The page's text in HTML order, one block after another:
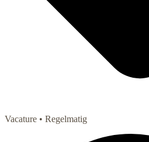
Vacature • Regelmatig